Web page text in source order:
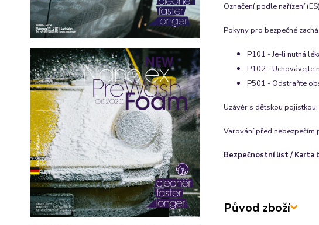
Označení podle nařízení
Pokyny pro bezpečné
P101 - Je-li nutná
P102 - Uchovávejte
P501 - Odstraňte
Uzávěr s dětskou pojistkou:
Varování před nebezpečím
Bezpečnostní list / Karta
Původ zboží